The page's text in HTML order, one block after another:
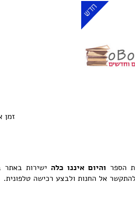
זמן
הספר והיום איננו כלה ישירות
להתקשר אל החנות ולבצע רכישה טלפונית.